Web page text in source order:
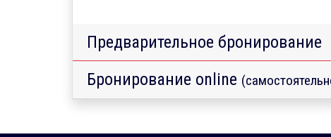
Предварительное бронирование
Бронирование online